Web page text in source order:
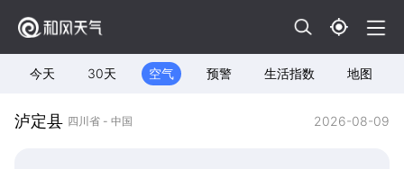
今天 30天 空气 预警 生活指数 地图
泸定县 四川省 - 中国 2026-08-09